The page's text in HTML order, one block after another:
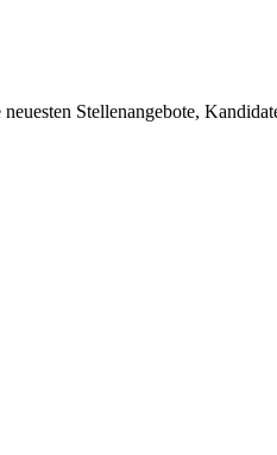
Stellenangebote,